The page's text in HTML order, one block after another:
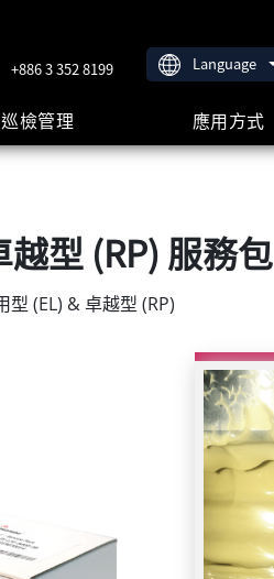
+886 3 352 8199 Language
巡檢管理 應用方式
型 (RP) 服務包
(EL) & 卓越型 (RP)